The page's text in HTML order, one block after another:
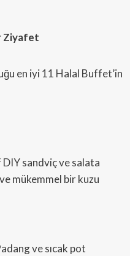
Ziyafet
en iyi 11 Halal Buffet’in
sandviç ve salata
mükemmel bir kuzu
ve sıcak pot